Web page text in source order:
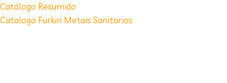
Catálogo Resumido
Catalogo Furkin Metais Sanitarios